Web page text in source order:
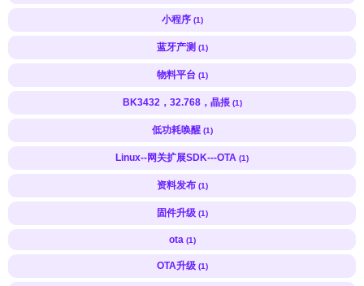
小程序 (1)
蓝牙产测 (1)
物料平台 (1)
BK3432，32.768，晶掁 (1)
低功耗唤醒 (1)
Linux--网关扩展SDK---OTA (1)
资料发布 (1)
固件升级 (1)
ota (1)
OTA升级 (1)